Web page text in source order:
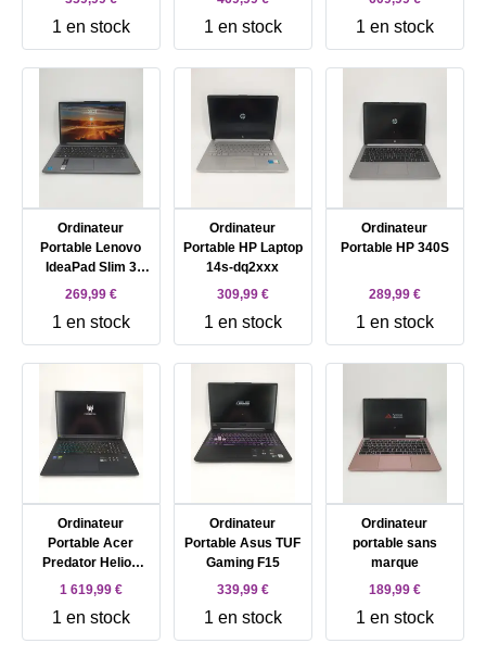
16 Go RAM 512 Go
SSD Noir
1 en stock 1 en stock 1 en stock
Ordinateur
Portable Lenovo
IdeaPad Slim 3
15IAN8 82XB -
N305 8 Go RAM
512 Go SSD Intel
UHD Graphics -
Core i3 - 8 GB RAM
- DD 512 GB ( SSD)
269,99 €
1 en stock
Ordinateur
Portable HP Laptop
14s-dq2xxx
309,99 €
1 en stock
Ordinateur
Portable HP 340S
289,99 €
1 en stock
Ordinateur
Portable Acer
Predator Helios
Neo 18 AI PHN18 -
9 - 275HX / jusqu'à
5.4 GHz - Win 11
1 619,99 €
1 en stock
Ordinateur
Portable Asus TUF
Gaming F15
339,99 €
1 en stock
Ordinateur
portable sans
marque
189,99 €
1 en stock